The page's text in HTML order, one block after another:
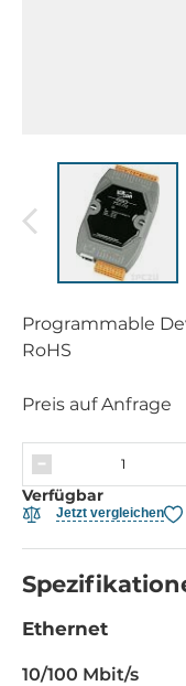
Programmable
RoHS
Preis auf Anfrage
Verfügbar
Jetzt vergleichen
Ethernet
10/100 Mbit/s